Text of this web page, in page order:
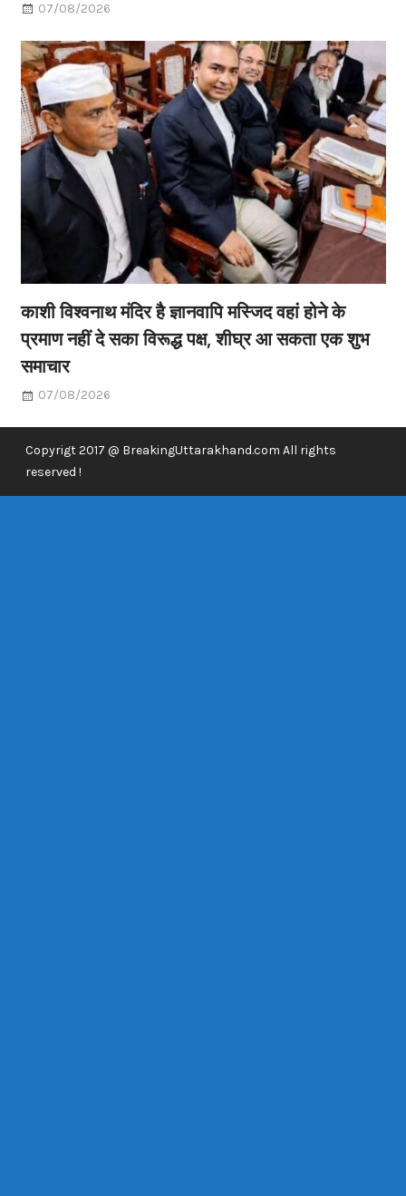
07/08/2026
काशी विश्वनाथ मंदिर है ज्ञानवापि मस्जिद वहां होने के
प्रमाण नहीं दे सका विरूद्ध पक्ष, शीघ्र आ सकता एक शुभ
समाचार
07/08/2026
Copyrigt 2017 @ BreakingUttarakhand.com All rights
reserved !